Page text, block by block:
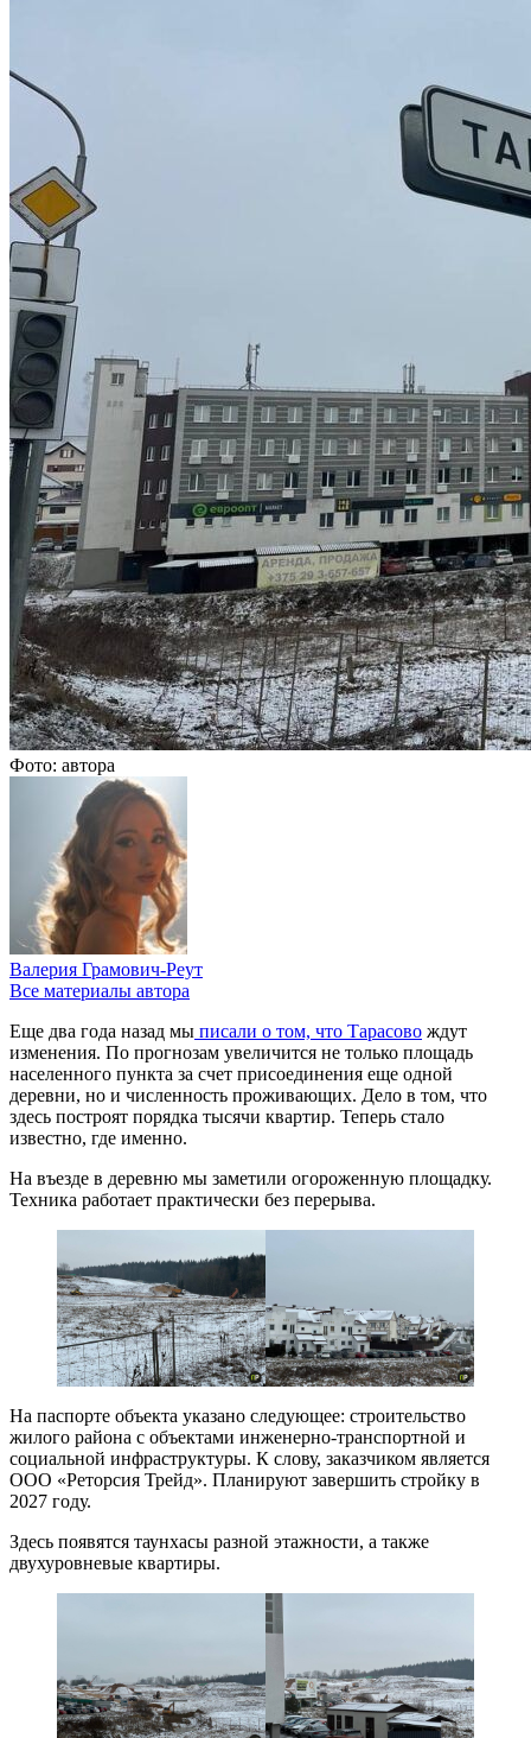
Фото: автора
Валерия Грамович-Реут
Все материалы автора
Еще два года назад мы писали о том, что Тарасово ждут
изменения. По прогнозам увеличится не только площадь
населенного пункта за счет присоединения еще одной
деревни, но и численность проживающих. Дело в том, что
здесь построят порядка тысячи квартир. Теперь стало
известно, где именно.
На въезде в деревню мы заметили огороженную площадку.
Техника работает практически без перерыва.
На паспорте объекта указано следующее: строительство
жилого района с объектами инженерно-транспортной и
социальной инфраструктуры. К слову, заказчиком является
ООО «Реторсия Трейд». Планируют завершить стройку в
2027 году.
Здесь появятся таунхасы разной этажности, а также
двухуровневые квартиры.